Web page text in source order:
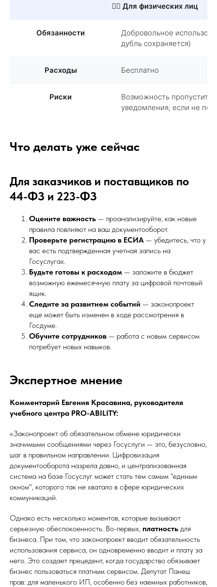
🚶‍♂️ Для физических лиц
Обязанности
Добровольное
дубль сохраняется)
Расходы Бесплатно
Риски
Возможность пропустить
уведомления, если не
Что делать уже сейчас
Для заказчиков и поставщиков по
44-ФЗ и 223-ФЗ
Оцените важность — проанализируйте, как новые
правила повлияют на ваш документооборот.
Проверьте регистрацию в ЕСИА — убедитесь, что у
вас есть подтвержденная учетная запись на
Госуслугах.
Будьте готовы к расходам — заложите в бюджет
возможную ежемесячную плату за цифровой почтовый
ящик.
Следите за развитием событий — законопроект
еще может быть изменен в ходе рассмотрения в
Госдуме.
Обучите сотрудников — работа с новым сервисом
потребует новых навыков.
Экспертное мнение
Комментарий Евгения Красавина, руководителя
учебного центра PRO-ABILITY:
«Законопроект об обязательном обмене юридически
значимыми сообщениями через Госуслуги — это, безусловно,
шаг в правильном направлении. Цифровизация
документооборота назрела давно, и централизованная
система на базе Госуслуг может стать тем самым "единым
окном", которого так не хватало в сфере юридических
коммуникаций.
Однако есть несколько моментов, которые вызывают
серьезную обеспокоенность. Во-первых, платность для
бизнеса. При том, что законопроект вводит обязательность
использования сервиса, он одновременно вводит и плату за
него. Это создает прецедент, когда государство обязывает
бизнес пользоваться платным сервисом. Депутат Панеш
прав: для маленького ИП, особенно без наемных работников,